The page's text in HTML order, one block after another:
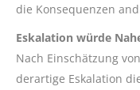
die Konsequenzen
Eskalation würde
Nach Einschätzung
derartige Eskalation